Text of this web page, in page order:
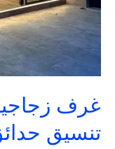
غرف
تنسيق